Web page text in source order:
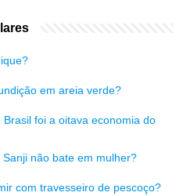
em areia verde?
Brasil foi a oitava economia do
Sanji não bate em mulher?
com travesseiro de pescoço?